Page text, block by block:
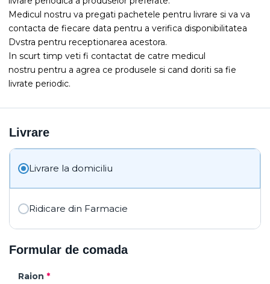
Medicul nostru va pregati pachetele pentru livrare si va va
contacta de fiecare data pentru a verifica disponibilitatea
Dvstra pentru receptionarea acestora.
In scurt timp veti fi contactat de catre medicul
nostru pentru a agrea ce produsele si cand doriti sa fie
livrate periodic.
Livrare
Livrare la domiciliu
Ridicare din Farmacie
Formular de comada
Raion *